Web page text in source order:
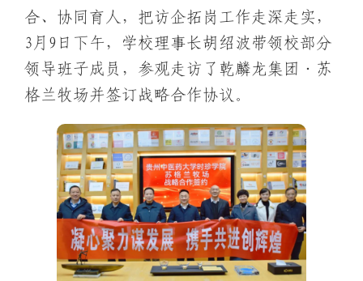
合、协同育人，把访企拓岗工作走深走实，
3月9日下午，学校理事长胡绍波带领校部分
领导班子成员，参观走访了乾麟龙集团·苏
格兰牧场并签订战略合作协议。